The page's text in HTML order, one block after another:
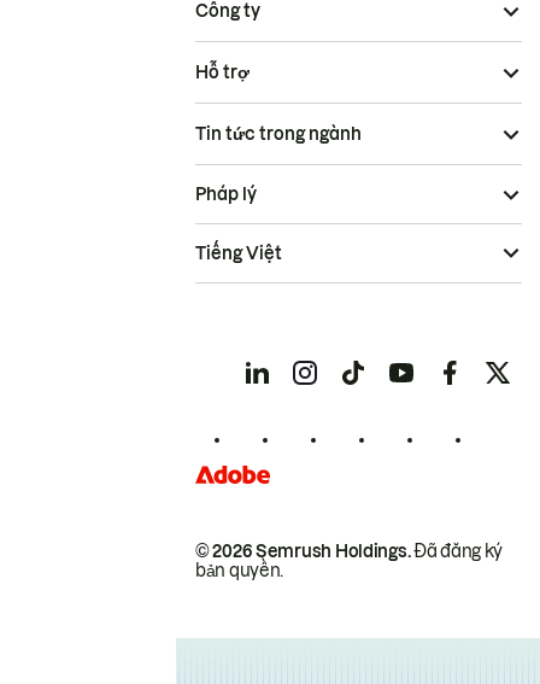
Công ty
Hỗ trợ
Tin tức trong ngành
© 2026 Semrush Holdings.Đã đăng ký
bản quyền.
Pháp lý
Tiếng Việt